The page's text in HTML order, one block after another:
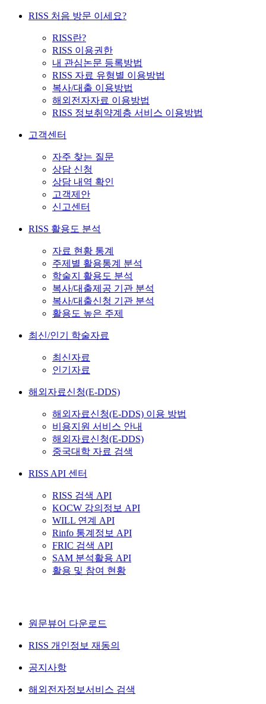
RISS 처음 방문 이세요?
RISS란?
RISS 이용권한
내 관심논문 등록방법
RISS 자료 유형별 이용방법
복사/대출 이용방법
해외전자자료 이용방법
RISS 정보취약계층 서비스 이용방법
고객센터
자주 찾는 질문
상담 신청
상담 내역 확인
고객제안
신고센터
RISS 활용도 분석
자료 현황 통계
주제별 활용통계 분석
학술지 활용도 분석
복사/대출제공 기관 분석
복사/대출신청 기관 분석
활용도 높은 주제
최신/인기 학술자료
최신자료
인기자료
해외자료신청(E-DDS)
해외자료신청(E-DDS) 이용 방법
비용지원 서비스 안내
해외자료신청(E-DDS)
중국대학 자료 검색
RISS API 센터
RISS 검색 API
KOCW 강의정보 API
WILL 연계 API
Rinfo 통계정보 API
FRIC 검색 API
SAM 분석활용 API
활용 및 참여 현황
원문뷰어 다운로드
RISS 개인정보 재동의
공지사항
해외전자정보서비스 검색